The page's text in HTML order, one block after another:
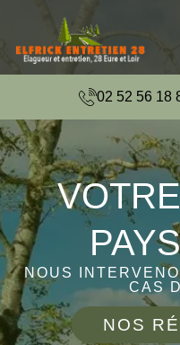
02 52 56 18
NOUS
CAS
NOS